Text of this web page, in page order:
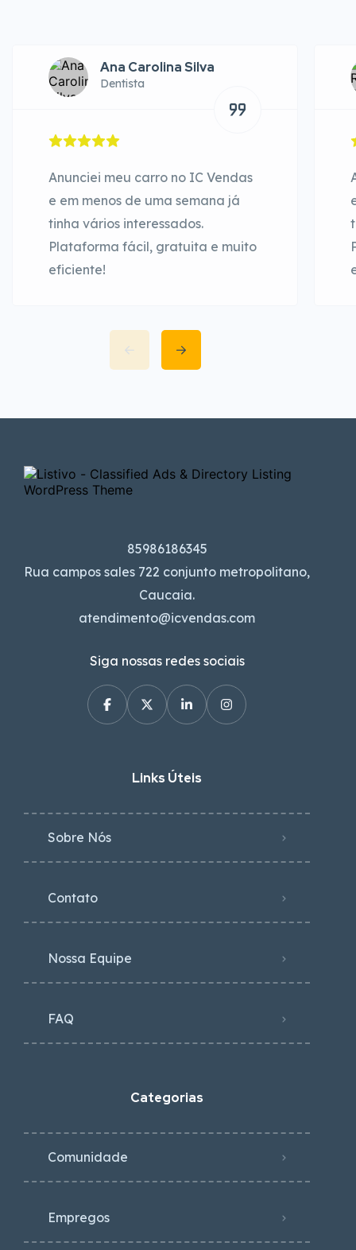
Ana Carolina Silva
Dentista
Anunciei meu carro no IC Vendas
e em menos de uma semana já
tinha vários interessados.
Plataforma fácil, gratuita e muito
eficiente!
85986186345
Rua campos sales 722 conjunto metropolitano,
Caucaia.
atendimento@icvendas.com
Siga nossas redes sociais
Links Úteis
Sobre Nós
Contato
Nossa Equipe
FAQ
Categorias
Comunidade
Empregos